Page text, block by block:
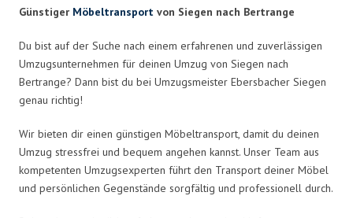
Günstiger Möbeltransport von Siegen nach Bertrange
Du bist auf der Suche nach einem erfahrenen und zuverlässigen
Umzugsunternehmen für deinen Umzug von Siegen nach
Bertrange? Dann bist du bei Umzugsmeister Ebersbacher Siegen
genau richtig!
Wir bieten dir einen günstigen Möbeltransport, damit du deinen
Umzug stressfrei und bequem angehen kannst. Unser Team aus
kompetenten Umzugsexperten führt den Transport deiner Möbel
und persönlichen Gegenstände sorgfältig und professionell durch.